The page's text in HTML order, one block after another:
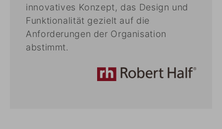
innovatives Konzept, das Design und
Funktionalität gezielt auf die
Anforderungen der Organisation
abstimmt.